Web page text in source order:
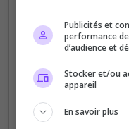
2
3
Publicités et
performance
d’audience et
Stocker et/ou
appareil
En savoir plus